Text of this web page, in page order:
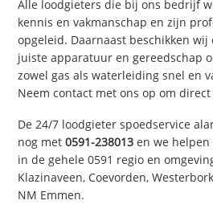
Alle loodgieters die bij ons bedrijf
kennis en vakmanschap en zijn
opgeleid. Daarnaast beschikken
juiste apparatuur en gereedschap
zowel gas als waterleiding snel en
Neem contact met ons op om
De 24/7 loodgieter spoedservice
nog met0591-238013 en we
in de gehele 0591 regio en
Klazinaveen, Coevorden,
NM Emmen.